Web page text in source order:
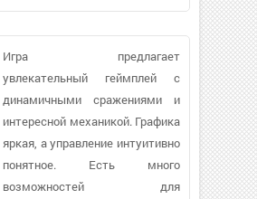
Игра предлагает
увлекательный геймплей с
динамичными сражениями и
интересной механикой. Графика
яркая, а управление интуитивно
понятное. Есть много
возможностей для